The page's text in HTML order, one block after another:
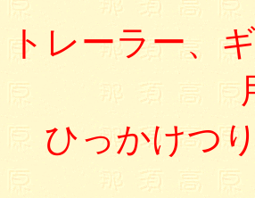
トレーラー、
ひっかけつ